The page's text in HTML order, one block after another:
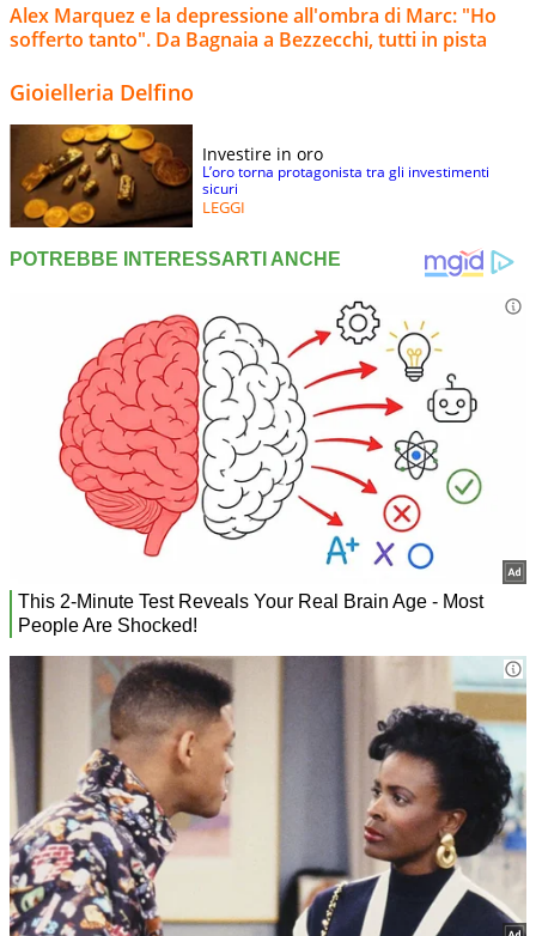
Alex Marquez e la depressione all'ombra di Marc: "Ho
sofferto tanto". Da Bagnaia a Bezzecchi, tutti in pista
Gioielleria Delfino
Investire in oro
L’oro torna protagonista tra gli investimenti
sicuri
LEGGI